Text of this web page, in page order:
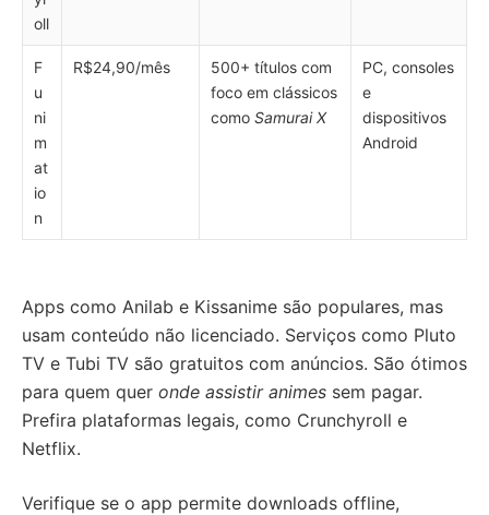
oll
F
u
ni
m
at
io
n
R$24,90/mês
500+ títulos com
foco em clássicos
como Samurai X
PC, consoles
e
dispositivos
Android
Apps como Anilab e Kissanime são populares, mas
usam conteúdo não licenciado. Serviços como Pluto
TV e Tubi TV são gratuitos com anúncios. São ótimos
para quem quer onde assistir animes sem pagar.
Prefira plataformas legais, como Crunchyroll e
Netflix.
Verifique se o app permite downloads offline,